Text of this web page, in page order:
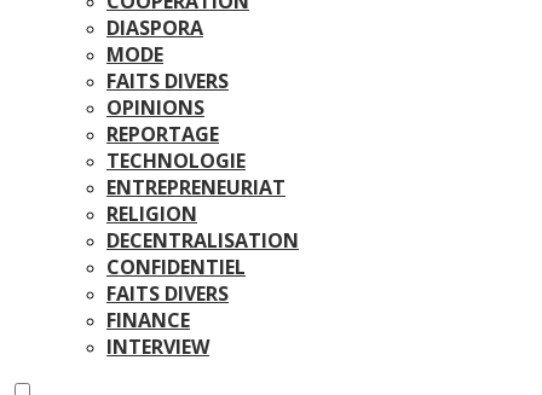
DIASPORA
MODE
FAITS DIVERS
OPINIONS
REPORTAGE
TECHNOLOGIE
ENTREPRENEURIAT
RELIGION
DECENTRALISATION
CONFIDENTIEL
FAITS DIVERS
FINANCE
INTERVIEW